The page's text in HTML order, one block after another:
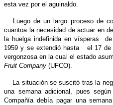
esta vez por el aguinaldo.
Luego de un largo proceso de
cuantoa la necesidad de actuar en
la huelga indefinida en vísperas
1959 y se extendió hasta el 17 de
vergonzosa en la cual el estado
Fruit Company (UFCO).
La situación se suscitó tras la
una semana adicional, pues
Compañía debía pagar una